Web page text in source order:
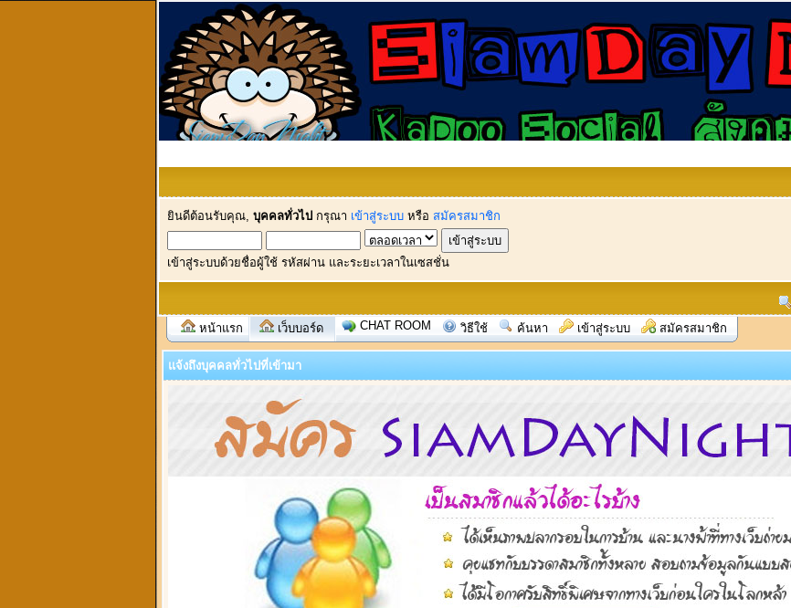
ยินดีต้อนรับคุณ, บุคคลทั่วไป กรุณา เข้าสู่ระบบ หรือ สมัครสมาชิก
เข้าสู่ระบบด้วยชื่อผู้ใช้ รหัสผ่าน และระยะเวลาในเซสชั่น
หน้าแรก เว็บบอร์ด CHAT ROOM วิธีใช้ ค้นหา เข้าสู่ระบบ สมัครสมาชิก
แจ้งถึงบุคคลทั่วไปที่เข้ามา